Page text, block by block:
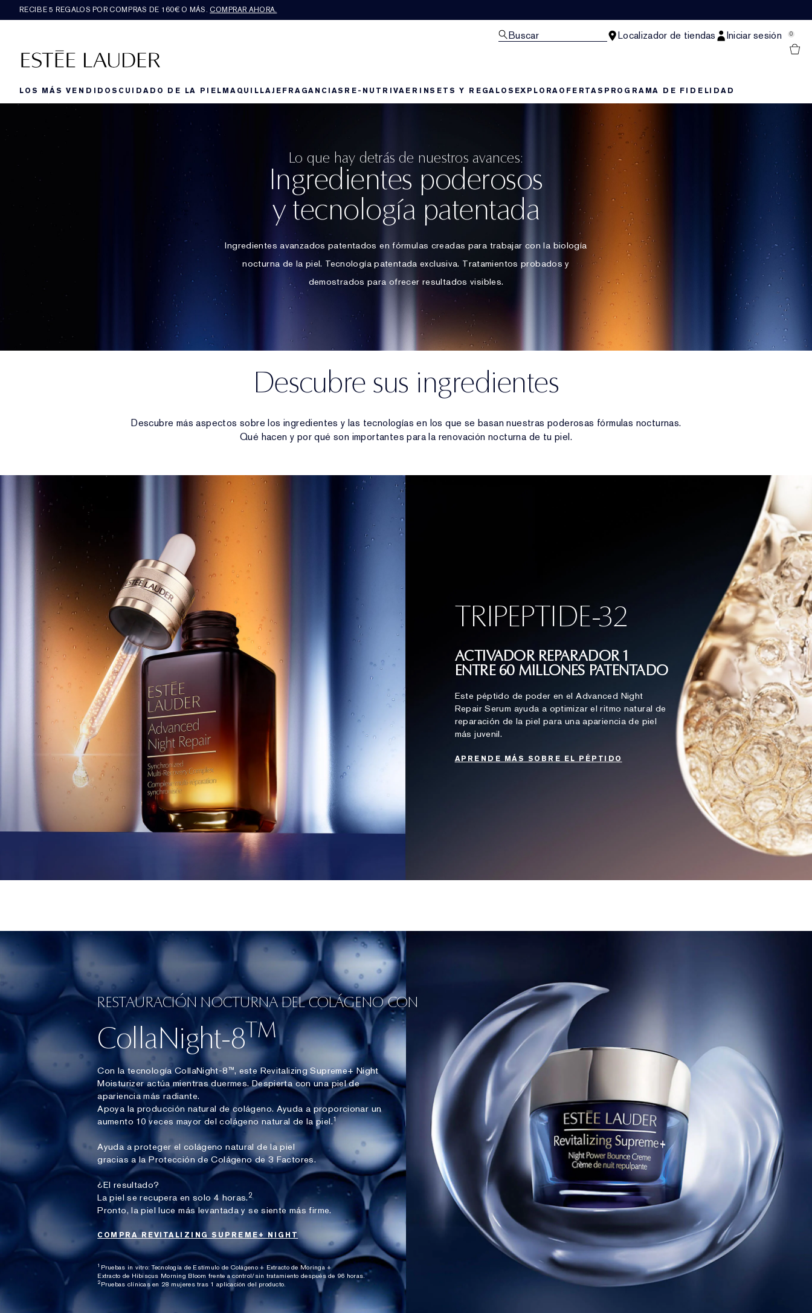
RECIBE 5 REGALOS POR COMPRAS DE 160€ O MÁS. COMPRAR AHORA.
Buscar Localizador de tiendas Iniciar sesión 0
LOS MÁS VENDIDOS CUIDADO DE LA PIELMAQUILLAJEFRAGANCIAS RE-NUTRIVAERINSETS Y REGALOS EXPLORAOFERTAS PROGRAMA DE FIDELIDAD
Lo que hay detrás de nuestros avances:
Ingredientes poderosos
y tecnología patentada
Ingredientes avanzados patentados en fórmulas creadas para trabajar con la biología
nocturna de la piel. Tecnología patentada exclusiva. Tratamientos probados y
demostrados para ofrecer resultados visibles.
Descubre sus ingredientes
Descubre más aspectos sobre los ingredientes y las tecnologías en los que se basan nuestras poderosas fórmulas nocturnas.
Qué hacen y por qué son importantes para la renovación nocturna de tu piel.
TRIPEPTIDE-32
ACTIVADOR REPARADOR 1
ENTRE 60 MILLONES PATENTADO
Este péptido de poder en el Advanced Night
Repair Serum ayuda a optimizar el ritmo natural de
reparación de la piel para una apariencia de piel
más juvenil.
APRENDE MÁS SOBRE EL PÉPTIDO
RESTAURACIÓN NOCTURNA DEL COLÁGENO CON
CollaNight-8TM
Con la tecnología CollaNight-8™, este Revitalizing Supreme+ Night
Moisturizer actúa mientras duermes. Despierta con una piel de
apariencia más radiante.
Apoya la producción natural de colágeno. Ayuda a proporcionar un
aumento 10 veces mayor del colágeno natural de la piel.1
Ayuda a proteger el colágeno natural de la piel
gracias a la Protección de Colágeno de 3 Factores.
¿El resultado?
La piel se recupera en solo 4 horas.2
Pronto, la piel luce más levantada y se siente más firme.
COMPRA REVITALIZING SUPREME+ NIGHT
1 Pruebas in vitro: Tecnología de Estímulo de Colágeno + Extracto de Moringa +
Extracto de Hibiscus Morning Bloom frente a control/sin tratamiento después de 96 horas.
2Pruebas clínicas en 28 mujeres tras 1 aplicación del producto.